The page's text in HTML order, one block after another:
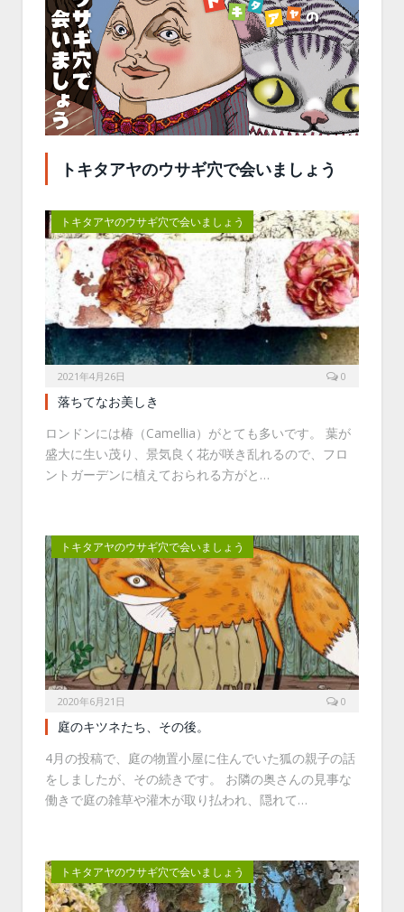
トキタアヤのウサギ穴で会いましょう
トキタアヤのウサギ穴で会いましょう
2021年4月26日 0
落ちてなお美しき
ロンドンには椿（Camellia）がとても多いです。 葉が
盛大に生い茂り、景気良く花が咲き乱れるので、フロ
ントガーデンに植えておられる方がと…
トキタアヤのウサギ穴で会いましょう
2020年6月21日 0
庭のキツネたち、その後。
4月の投稿で、庭の物置小屋に住んでいた狐の親子の話
をしましたが、その続きです。 お隣の奥さんの見事な
働きで庭の雑草や灌木が取り払われ、隠れて…
トキタアヤのウサギ穴で会いましょう